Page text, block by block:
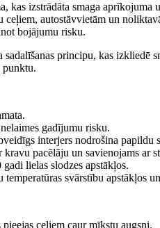
kas izstrādāta smaga
autostāvvietām un
bojājumu risku.
principu, kas izkliedē
punktu.
gadījumu risku.
interjers nodrošina papildu
kravu pacēlāju un savienojams ar
lielas slodzes apstākļos.
temperatūras svārstību apstākļos
ceļiem caur mīkstu augsni.